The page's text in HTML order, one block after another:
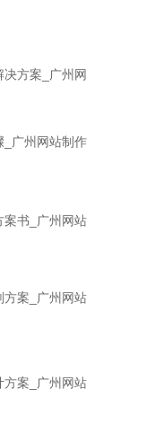
决方案_广州网
_广州网站制作
案书_广州网站
方案_广州网站
方案_广州网站